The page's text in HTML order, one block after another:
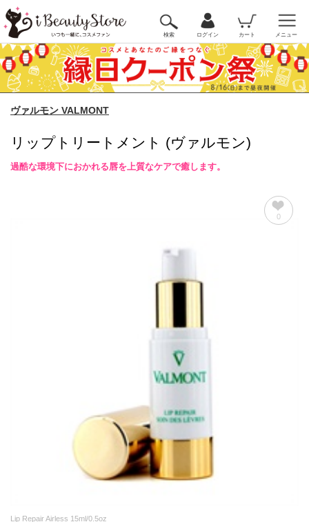
検索 ログイン カート メニュー
ヴァルモン VALMONT
リップトリートメント (ヴァルモン)
過酷な環境下におかれる唇を上質なケアで癒します。
0
Lip Repair Airless 15ml/0.5oz